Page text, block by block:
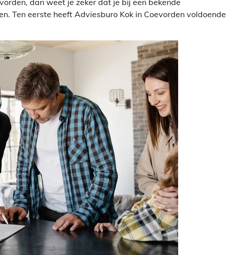
Ten eerste heeft Adviesburo Kok in Coevorden voldoende